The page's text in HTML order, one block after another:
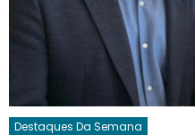
Destaques Da Semana